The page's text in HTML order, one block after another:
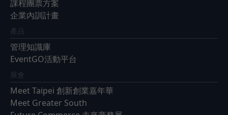
課程團票方案
企業內訓計畫
產品
管理知識庫
EventGO活動平台
展會
Meet Taipei 創新創業嘉年華
Meet Greater South